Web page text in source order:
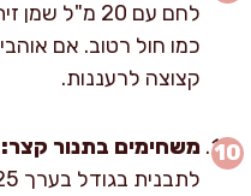
לחם עם 20
קצוצה לרעננות.
משחימים בתנור קצר: